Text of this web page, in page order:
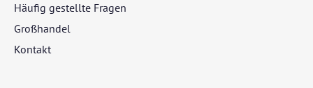
Häufig gestellte Fragen
Großhandel
Kontakt